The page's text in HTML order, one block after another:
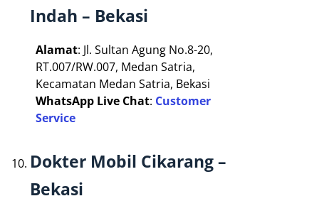
Indah – Bekasi
Alamat: Jl. Sultan Agung No.8-20,
RT.007/RW.007, Medan Satria,
Kecamatan Medan Satria, Bekasi
WhatsApp Live Chat: Customer
Service
Dokter Mobil Cikarang –
Bekasi